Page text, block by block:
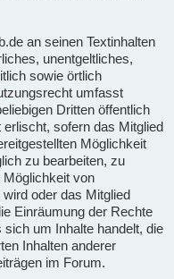
an seinen Textinhalten
unentgeltliches,
sowie örtlich
umfasst
Dritten öffentlich
sofern das Mitglied
Möglichkeit
zu bearbeiten, zu
von
oder das Mitglied
Einräumung der Rechte
um Inhalte handelt, die
Inhalten anderer
im Forum.